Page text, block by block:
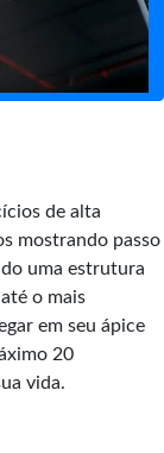
de alta
mostrando passo
uma estrutura
o mais
em seu ápice
20
vida.